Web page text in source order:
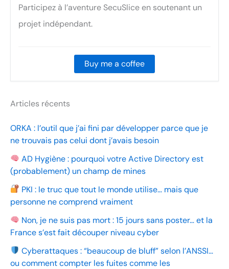
Participez à l’aventure SecuSlice en soutenant un
projet indépendant.
Buy me a coffee
Articles récents
ORKA : l’outil que j’ai fini par développer parce que je
ne trouvais pas celui dont j’avais besoin
AD Hygiène : pourquoi votre Active Directory est
(probablement) un champ de mines
PKI : le truc que tout le monde utilise… mais que
personne ne comprend vraiment
Non, je ne suis pas mort : 15 jours sans poster… et la
France s’est fait découper niveau cyber
Cyberattaques : “beaucoup de bluff” selon l’ANSSI…
ou comment compter les fuites comme les